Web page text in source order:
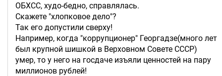
ОБХСС, худо-бедно, справлялась.
Скажете "хлопковое дело"?
Так его допустили сверху!
Например, когда "коррупционер" Георгадзе(много лет
был крупной шишкой в Верховном Совете СССР)
умер, то у него на госдаче изъяли ценностей на пару
миллионов рублей!